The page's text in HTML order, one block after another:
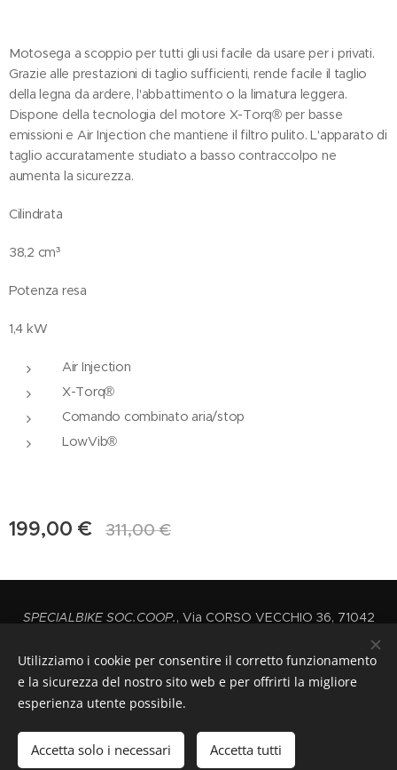
Motosega a scoppio per tutti gli usi facile da usare per i privati.
Grazie alle prestazioni di taglio sufficienti, rende facile il taglio
della legna da ardere, l'abbattimento o la limatura leggera.
Dispone della tecnologia del motore X-Torq® per basse
emissioni e Air Injection che mantiene il filtro pulito. L'apparato di
taglio accuratamente studiato a basso contraccolpo ne
aumenta la sicurezza.
Cilindrata
38,2 cm³
Potenza resa
1,4 kW
Air Injection
X-Torq®
Comando combinato aria/stop
LowVib®
199,00 € 311,00€
SPECIALBIKE SOC.COOP., Via CORSO VECCHIO 36, 71042
+39 0885414461 INT2
Cel.3466734831
Utilizziamo i cookie per consentire il corretto funzionamento
e la sicurezza del nostro sito web e per offrirti la migliore
esperienza utente possibile.
Accetta solo i necessari Accetta tutti